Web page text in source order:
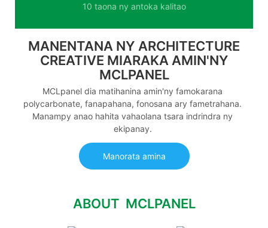
10 taona ny antoka kalitao
MANENTANA NY ARCHITECTURE
CREATIVE MIARAKA AMIN'NY
MCLPANEL
MCLpanel dia matihanina amin'ny famokarana
polycarbonate, fanapahana, fonosana ary fametrahana.
Manampy anao hahita vahaolana tsara indrindra ny
ekipanay.
Manorata amina
ABOUT MCLPANEL